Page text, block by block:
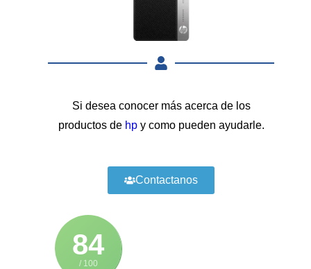
Si desea conocer más acerca de los
productos de hpy como pueden ayudarle.
Contactanos
84
/ 100